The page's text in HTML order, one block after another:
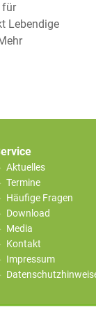
für
Lebendige
Aktuelles
Termine
Häufige Fragen
Download
Media
Kontakt
Impressum